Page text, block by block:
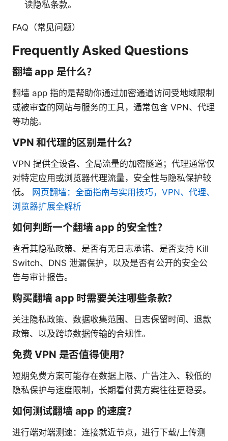
读隐私条款。
FAQ（常见问题）
Frequently Asked Questions
翻墙 app 是什么？
翻墙 app 指的是帮助你通过加密通道访问受地域限制
或被审查的网站与服务的工具，通常包含 VPN、代理
等功能。
VPN 和代理的区别是什么？
VPN 提供全设备、全局流量的加密隧道；代理通常仅
对特定应用或浏览器代理流量，安全性与隐私保护较
低。
网页翻墙：全面指南与实用技巧，VPN、代理、
浏览器扩展全解析
如何判断一个翻墙 app 的安全性？
查看其隐私政策、是否有无日志承诺、是否支持 Kill
Switch、DNS 泄漏保护，以及是否有公开的安全公
告与审计报告。
购买翻墙 app 时需要关注哪些条款？
关注隐私政策、数据收集范围、日志保留时间、退款
政策、以及跨境数据传输的合规性。
免费 VPN 是否值得使用？
短期免费方案可能存在数据上限、广告注入、较低的
隐私保护与速度限制，长期看付费方案往往更稳妥。
如何测试翻墙 app 的速度？
进行端对端测速：连接就近节点，进行下载/上传测